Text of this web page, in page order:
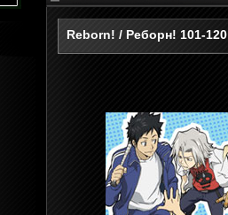
Reborn! / Реборн! 101-120